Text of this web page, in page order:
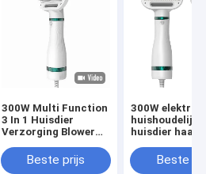
300W Multi Function
3 In 1 Huisdier
Verzorging Blower
Wind Cat Dog
Huisdier Haardroger
Beste prijs
300W
huishoudelijk
huisdier
Honden
Blower
Beste